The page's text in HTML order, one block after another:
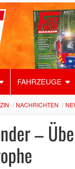
FAHRZEUGE
NACHRICHTEN
–